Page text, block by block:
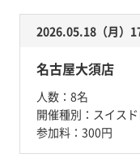
2026.05.18（月）
名古屋大須店
人数： 8名
開催種別： スイス
参加料： 300円